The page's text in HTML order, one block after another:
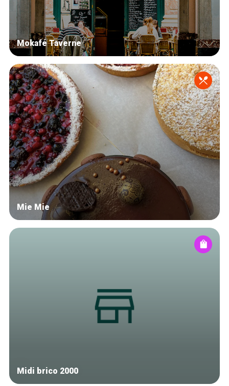
Mokafé Taverne
Mie Mie
Midi brico 2000